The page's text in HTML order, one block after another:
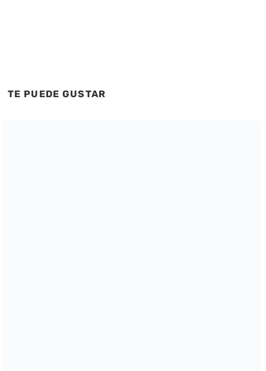
TE PUEDE GUSTAR